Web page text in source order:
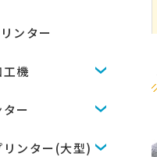
ンター
工機
ー
ンター(大型)